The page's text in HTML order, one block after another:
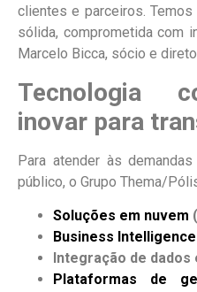
clientes e parceiros.
sólida, comprometida com
Marcelo Bicca, sócio e
Tecnologia
inovar para
Para atender às
público, o Grupo Thema/
Soluções em nuvem
Business Intelligence
Integração de
Plataformas de